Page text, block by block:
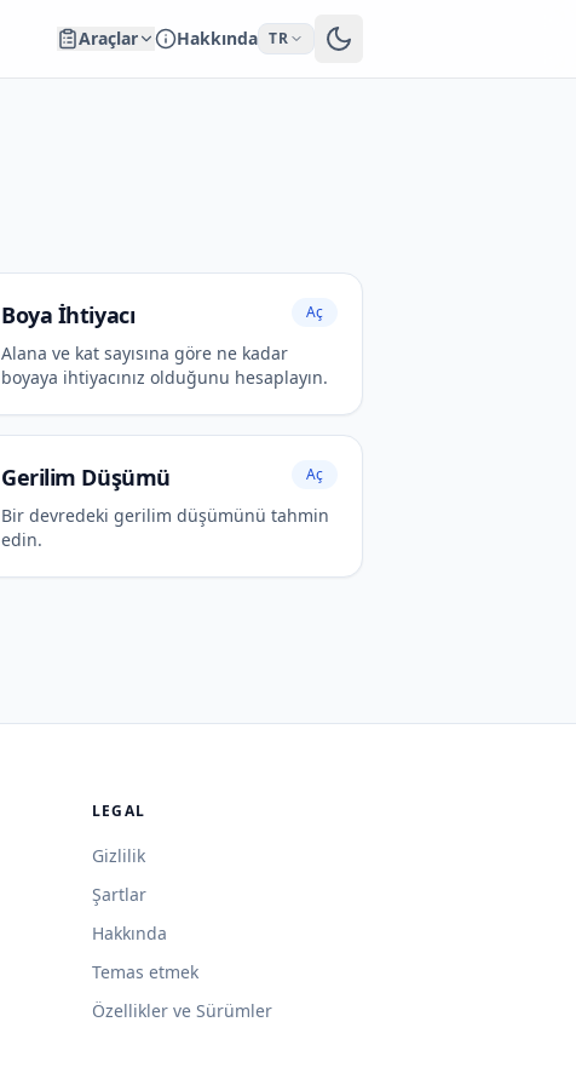
Araçlar Hakkında TR
Boya İhtiyacı Aç
Alana ve kat sayısına göre ne kadar
boyaya ihtiyacınız olduğunu hesaplayın.
Gerilim Düşümü Aç
Bir devredeki gerilim düşümünü tahmin
edin.
LEGAL
Gizlilik
Şartlar
Hakkında
Temas etmek
Özellikler ve Sürümler